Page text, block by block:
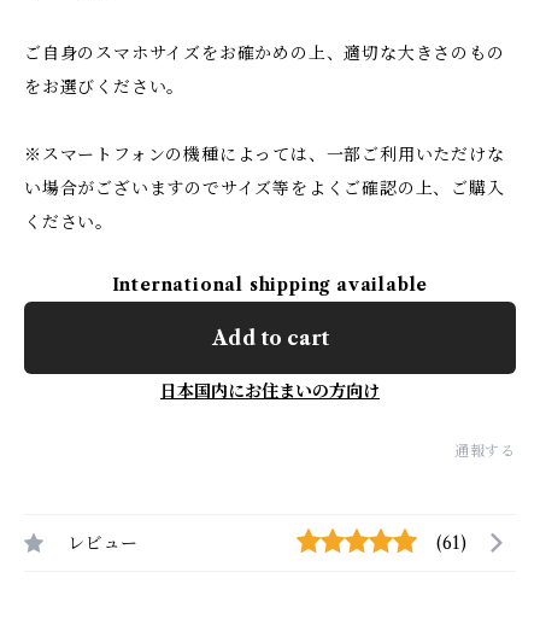
ご自身のスマホサイズをお確かめの上、適切な大きさのもの
をお選びください。
※スマートフォンの機種によっては、一部ご利用いただけな
い場合がございますのでサイズ等をよくご確認の上、ご購入
ください。
International shipping available
Add to cart
日本国内にお住まいの方向け
通報する
レビュー (61)